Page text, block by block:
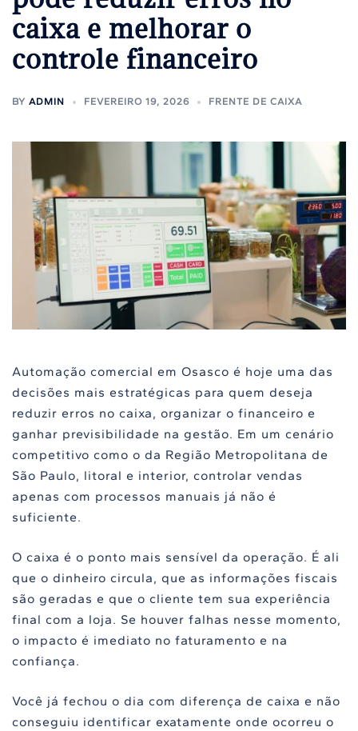
caixa e melhorar o
controle financeiro
BY ADMIN FEVEREIRO 19, 2026 FRENTE DE CAIXA
Automação comercial em Osasco é hoje uma das
decisões mais estratégicas para quem deseja
reduzir erros no caixa, organizar o financeiro e
ganhar previsibilidade na gestão. Em um cenário
competitivo como o da Região Metropolitana de
São Paulo, litoral e interior, controlar vendas
apenas com processos manuais já não é
suficiente.
O caixa é o ponto mais sensível da operação. É ali
que o dinheiro circula, que as informações fiscais
são geradas e que o cliente tem sua experiência
final com a loja. Se houver falhas nesse momento,
o impacto é imediato no faturamento e na
confiança.
Você já fechou o dia com diferença de caixa e não
conseguiu identificar exatamente onde ocorreu o